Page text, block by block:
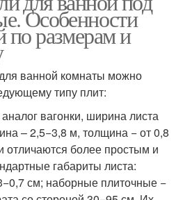
Особенности
по размерам и
ванной комнаты можно
типу плит:
вагонки, ширина листа
– 2,5−3,8 м, толщина − от 0,8
отличаются более простым и
габариты листа:
см; наборные плиточные −